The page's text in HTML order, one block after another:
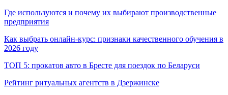
Где используются и почему их выбирают производственные
предприятия
Как выбрать онлайн-курс: признаки качественного обучения в
2026 году
ТОП 5: прокатов авто в Бресте для поездок по Беларуси
Рейтинг ритуальных агентств в Дзержинске